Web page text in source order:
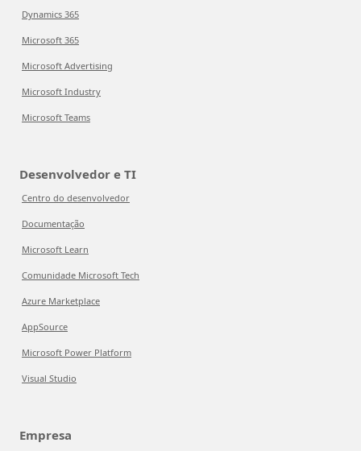
Dynamics 365
Microsoft 365
Microsoft Advertising
Microsoft Industry
Microsoft Teams
Desenvolvedor e TI
Centro do desenvolvedor
Documentação
Microsoft Learn
Comunidade Microsoft Tech
Azure Marketplace
AppSource
Microsoft Power Platform
Visual Studio
Empresa